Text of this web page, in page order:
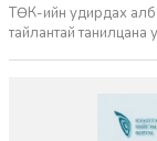
ТӨК-ийн удирдах
тайлантай танилцана